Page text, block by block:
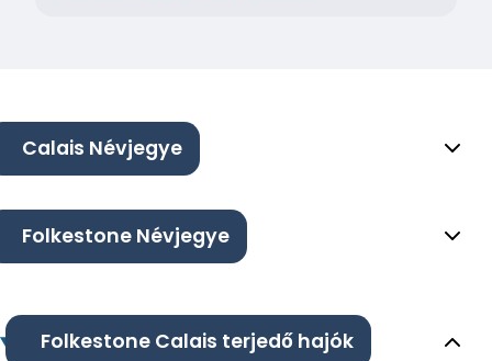
Calais Névjegye
Folkestone Névjegye
Folkestone Calais terjedő hajók